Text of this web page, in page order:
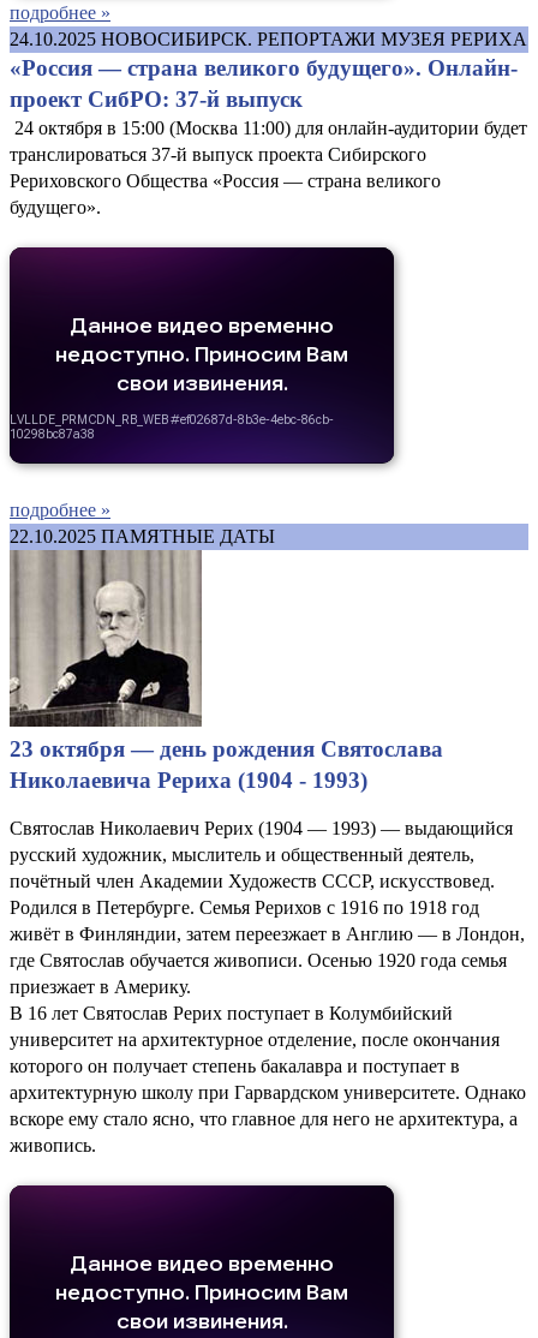
подробнее »
24.10.2025 НОВОСИБИРСК. РЕПОРТАЖИ МУЗЕЯ РЕРИХА
«Россия — страна великого будущего». Онлайн-
проект СибРО: 37-й выпуск
24 октября в 15:00 (Москва 11:00) для онлайн-аудитории будет
транслироваться 37-й выпуск проекта Сибирского
Рериховского Общества «Россия — страна великого
будущего».
подробнее »
22.10.2025 ПАМЯТНЫЕ ДАТЫ
23 октября — день рождения Святослава
Николаевича Рериха (1904 - 1993)
Святослав Николаевич Рерих (1904 — 1993) — выдающийся
русский художник, мыслитель и общественный деятель,
почётный член Академии Художеств СССР, искусствовед.
Родился в Петербурге. Семья Рерихов с 1916 по 1918 год
живёт в Финляндии, затем переезжает в Англию — в Лондон,
где Святослав обучается живописи. Осенью 1920 года семья
приезжает в Америку.
В 16 лет Святослав Рерих поступает в Колумбийский
университет на архитектурное отделение, после окончания
которого он получает степень бакалавра и поступает в
архитектурную школу при Гарвардском университете. Однако
вскоре ему стало ясно, что главное для него не архитектура, а
живопись.